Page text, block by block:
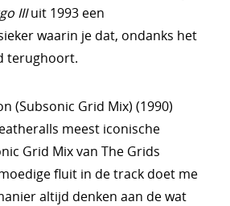
IIIuit 1993 een
waarin je dat, ondanks het
terughoort.
(Subsonic Grid Mix) (1990)
meest iconische
Grid Mix van The Grids
fluit in de track doet me
altijd denken aan de wat